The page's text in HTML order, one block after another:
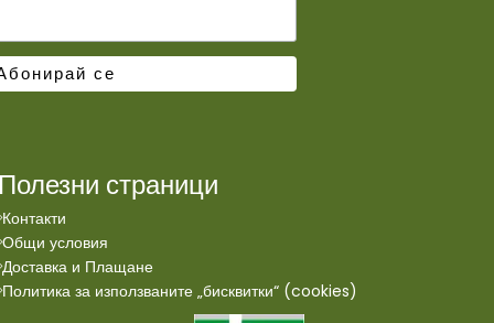
страници
Контакти
Общи условия
Доставка и Плащане
Политика за използваните „бисквитки“ (cookies)